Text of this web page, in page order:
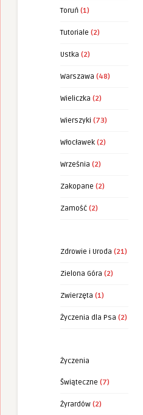
Toruń (1)
Tutoriale (2)
Ustka (2)
Warszawa (48)
Wieliczka (2)
Wierszyki (73)
Włocławek (2)
Września (2)
Zakopane (2)
Zamość (2)
Zdrowie i Uroda (21)
Zielona Góra (2)
Zwierzęta (1)
Życzenia dla Psa (2)
Życzenia
Świąteczne (7)
Żyrardów (2)